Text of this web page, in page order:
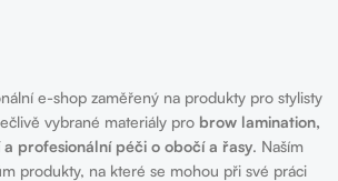
e-shop zaměřený na produkty pro stylisty
vybrané materiály pro brow lamination,
profesionální péči o obočí a řasy. Naším
produkty, na které se mohou při své práci